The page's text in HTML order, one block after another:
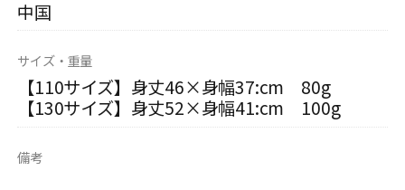
中国
サイズ・重量
【110サイズ】身丈46×身幅37:cm 80g
【130サイズ】身丈52×身幅41:cm 100g
備考